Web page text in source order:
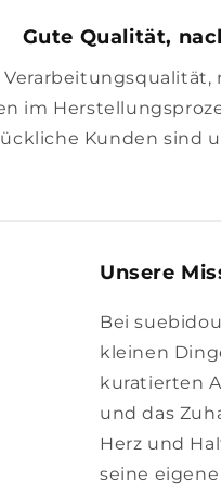
Gute Qualität,
im
Kunden sind
Unsere
Bei
kleinen
kuratierten
und das
Herz und
seine